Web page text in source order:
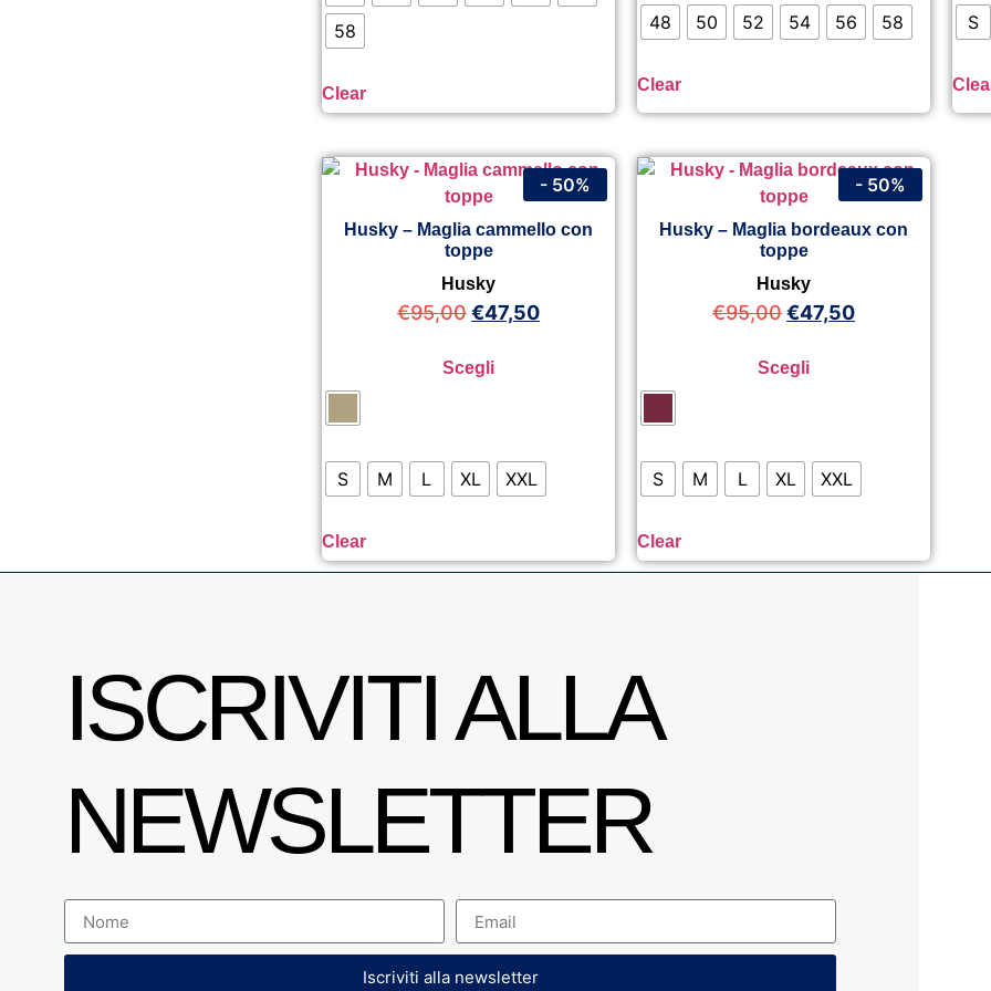
58
Clear
48 50 52 54 56 58
Clear
S
Husky – Maglia cammello con
toppe
Husky
€95,00€47,50
Scegli
S M L XL XXL
Clear
- 50%
Husky – Maglia bordeaux con
toppe
Husky
€95,00€47,50
Scegli
S M L XL XXL
Clear
- 50%
ISCRIVITI ALLA
NEWSLETTER
Iscriviti alla newsletter